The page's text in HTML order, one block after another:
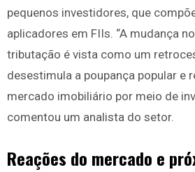
pequenos investidores, que
aplicadores em FIIs. “A mudança
tributação é vista como um
desestimula a poupança popular e
mercado imobiliário por meio de
comentou um analista do setor.
Reações do mercado e